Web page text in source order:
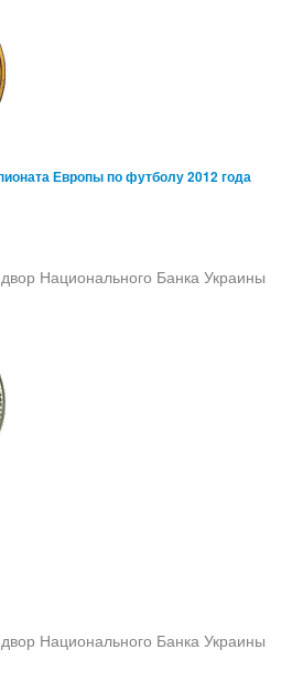
Европы по футболу 2012 года
Национального Банка Украины
Национального Банка Украины